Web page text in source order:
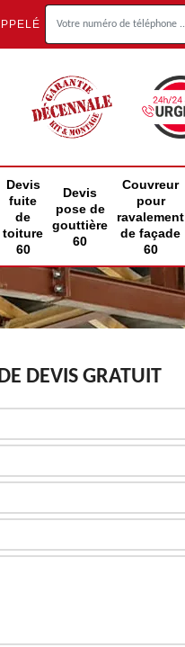
Devis
fuite
de
toiture
60
Devis
pose de
gouttière
60
Couvreur
pour
ravalement
de façade
60
DEVIS GRATUIT